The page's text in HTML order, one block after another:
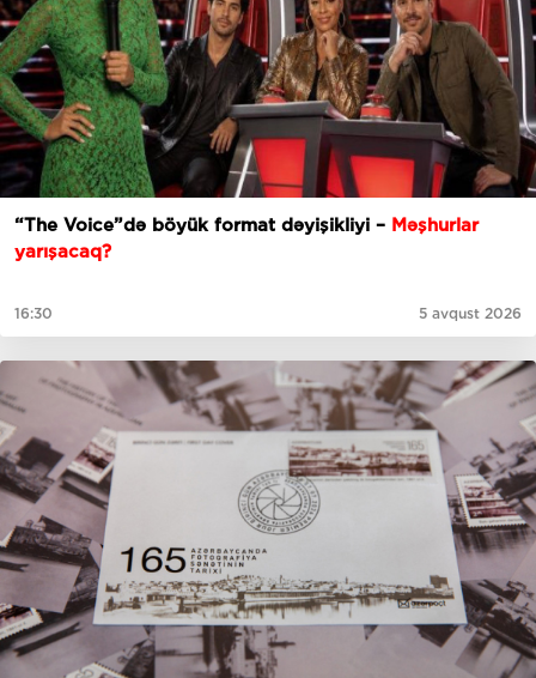
“The Voice”də böyük format dəyişikliyi – Məşhurlar
yarışacaq?
16:30 5 avqust 2026